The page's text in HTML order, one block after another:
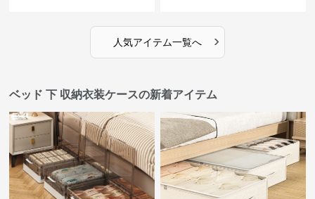
人気アイテム一覧へ ›
ベッド 下 収納衣装ケースの新着アイテム